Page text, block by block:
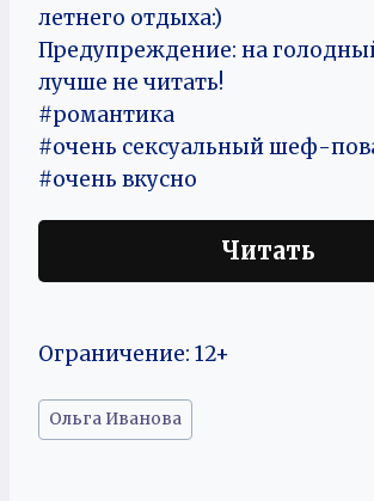
летнего отдыха:)
Предупреждение: на
лучше не читать!
#романтика
#очень сексуальный шеф-
#очень вкусно
Читать
Ограничение: 12+
Метки
записи:
Ольга Иванова